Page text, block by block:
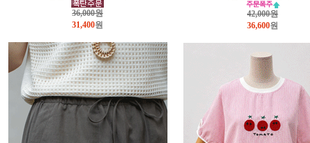
36,000원
31,400원
42,000원
36,600원